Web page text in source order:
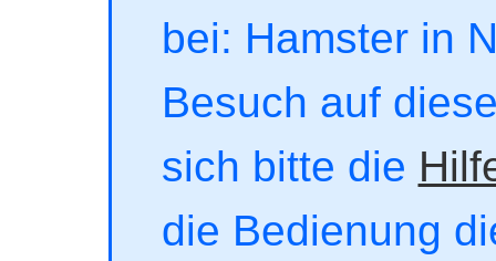
bei: Hamster in
Besuch auf
sich bitte die
die Bedienung